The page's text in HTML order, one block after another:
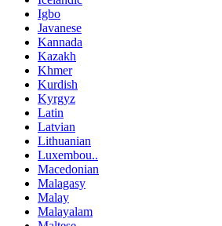
Igbo
Javanese
Kannada
Kazakh
Khmer
Kurdish
Kyrgyz
Latin
Latvian
Lithuanian
Luxembou..
Macedonian
Malagasy
Malay
Malayalam